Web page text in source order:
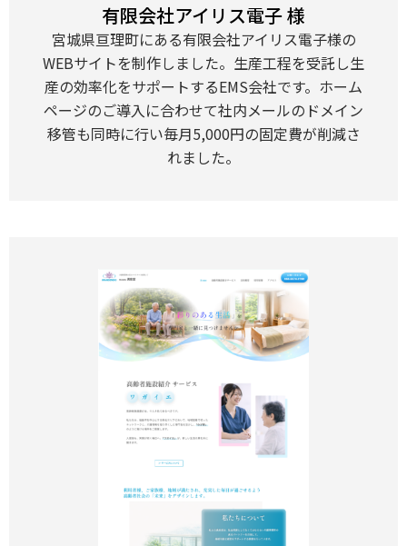
有限会社アイリス電子 様
宮城県亘理町にある有限会社アイリス電子様の
WEBサイトを制作しました。生産工程を受託し生
産の効率化をサポートするEMS会社です。ホーム
ページのご導入に合わせて社内メールのドメイン
移管も同時に行い毎月5,000円の固定費が削減さ
れました。